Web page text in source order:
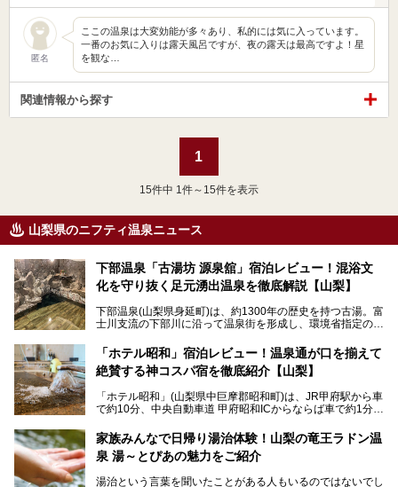
匿名
ここの温泉は大変効能が多々あり、私的には気に入っています。
一番のお気に入りは露天風呂ですが、夜の露天は最高ですよ！星
を観な…
関連情報から探す
1
15件中 1件～15件を表示
山梨県のニフティ温泉ニュース
下部温泉「古湯坊 源泉舘」宿泊レビュー！混浴文
化を守り抜く足元湧出温泉を徹底解説【山梨】
下部温泉(山梨県身延町)は、約1300年の歴史を持つ古湯。富
士川支流の下部川に沿って温泉街を形成し、環境省指定の国
中でも「古湯坊 源泉舘」は、戦国時代に武田信玄公も療養
したと伝えられる名湯の宿。最大の特徴は、令和の現代にお
いても混浴文化が守られ、老若男女の分け隔て一切無く温泉
向にありますが、「古湯坊 源泉舘」では本来あるべき混浴
の姿が保たれている点に注目すべきでしょう。
今回は足元湧出の混浴温泉である「かくし湯大岩風呂」をは
じめ、湯治棟である「別館神泉」を中心に「古湯坊 源泉
舘」の全貌を徹底紹介します。
「ホテル昭和」宿泊レビュー！温泉通が口を揃えて
絶賛する神コスパ宿を徹底紹介【山梨】
「ホテル昭和」(山梨県中巨摩郡昭和町)は、JR甲府駅から車
で約10分、中央自動車道 甲府昭和ICからならば車で約1分の
から、一人泊でも6,000円台から宿泊可能です。
しかし、最大の魅力は“温泉そのもの”でしょう。自家源泉を
統の単純温泉は、入浴すると実にサッパリ爽快。日帰り入浴
家族みんなで日帰り湯治体験！山梨の竜王ラドン温
泉 湯～とぴあの魅力をご紹介
湯治という言葉を聞いたことがある人もいるのではないでし